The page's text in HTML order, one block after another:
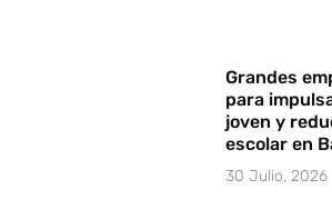
Grandes
para
joven y
escolar en
30 Julio, 2026